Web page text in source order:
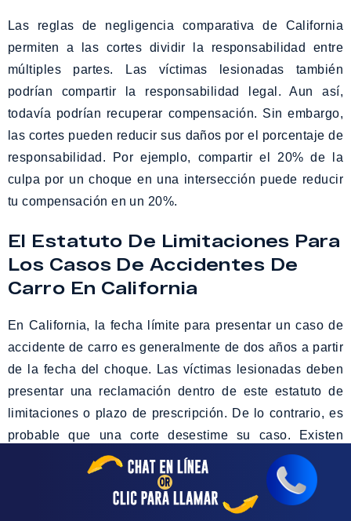
Las reglas de negligencia comparativa de California
permiten a las cortes dividir la responsabilidad entre
múltiples partes. Las víctimas lesionadas también
podrían compartir la responsabilidad legal. Aun así,
todavía podrían recuperar compensación. Sin embargo,
las cortes pueden reducir sus daños por el porcentaje de
responsabilidad. Por ejemplo, compartir el 20% de la
culpa por un choque en una intersección puede reducir
tu compensación en un 20%.
El Estatuto De Limitaciones Para
Los Casos De Accidentes De
Carro En California
En California, la fecha límite para presentar un caso de
accidente de carro es generalmente de dos años a partir
de la fecha del choque. Las víctimas lesionadas deben
presentar una reclamación dentro de este estatuto de
limitaciones o plazo de prescripción. De lo contrario, es
probable que una corte desestime su caso. Existen
ciertas excepciones, las cuales podrían alterar el límite